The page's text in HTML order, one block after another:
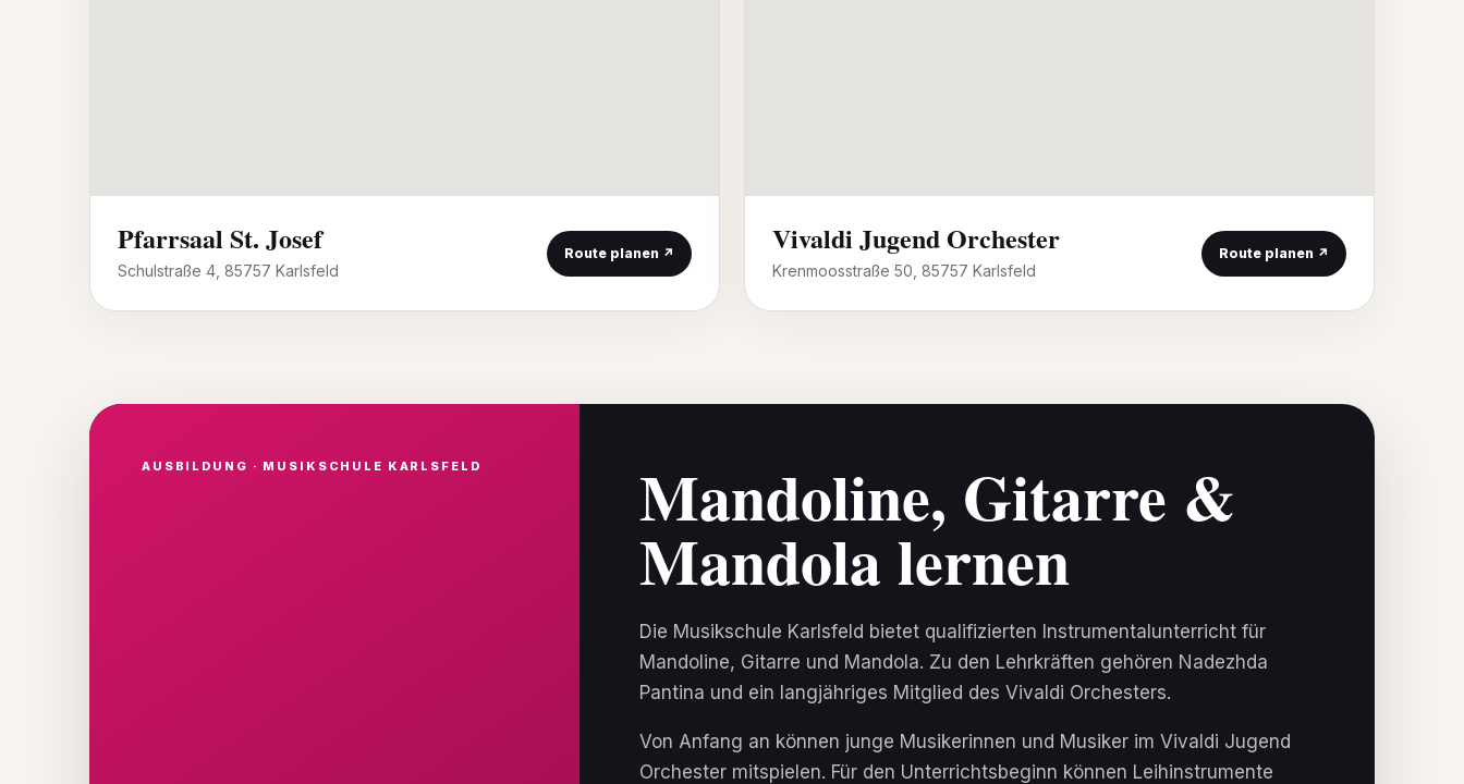
Pfarrsaal St. Josef
Schulstraße 4, 85757 Karlsfeld
Route planen ↗ Vivaldi Jugend Orchester
Krenmoosstraße 50, 85757 Karlsfeld
Route planen ↗
AUSBILDUNG · MUSIKSCHULE KARLSFELD Mandoline, Gitarre &
Mandola lernen
Die Musikschule Karlsfeld bietet qualifizierten Instrumentalunterricht für
Mandoline, Gitarre und Mandola. Zu den Lehrkräften gehören Nadezhda
Pantina und ein langjähriges Mitglied des Vivaldi Orchesters.
Von Anfang an können junge Musikerinnen und Musiker im Vivaldi Jugend
Orchester mitspielen. Für den Unterrichtsbeginn können Leihinstrumente